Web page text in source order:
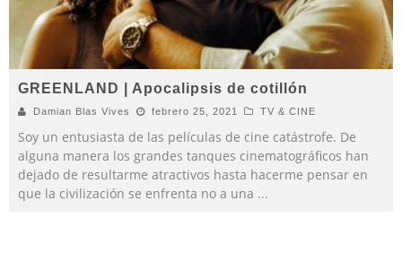
GREENLAND | Apocalipsis de cotillón
Damian Blas Vives febrero 25, 2021 TV & CINE
Soy un entusiasta de las películas de cine catástrofe. De
alguna manera los grandes tanques cinematográficos han
dejado de resultarme atractivos hasta hacerme pensar en
que la civilización se enfrenta no a una ...